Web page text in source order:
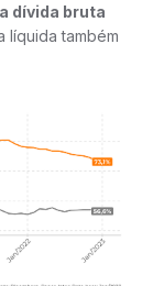
dívida bruta
líquida também